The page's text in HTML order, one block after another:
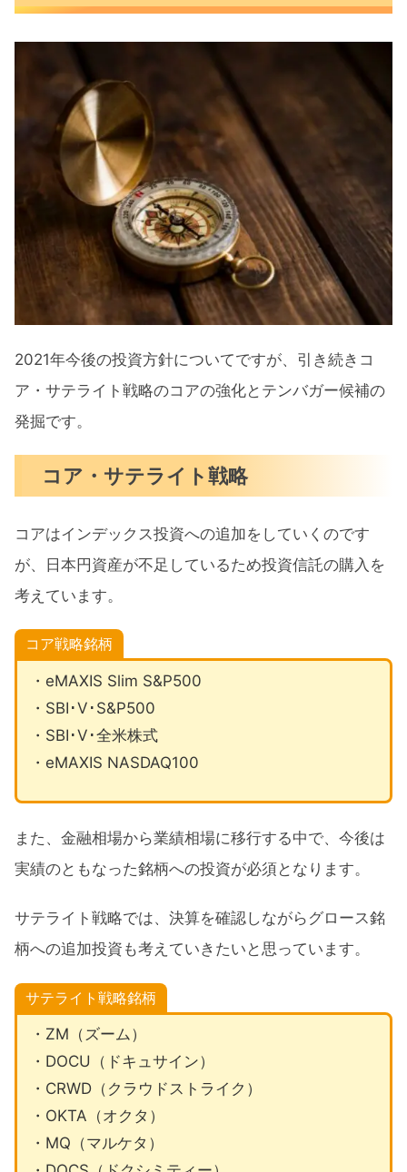
2021年今後の投資方針についてですが、引き続きコ
ア・サテライト戦略のコアの強化とテンバガー候補の
発掘です。
コア・サテライト戦略
コアはインデックス投資への追加をしていくのです
が、日本円資産が不足しているため投資信託の購入を
考えています。
コア戦略銘柄
・eMAXIS Slim S&P500
・SBI･V･S&P500
・SBI･V･全米株式
・eMAXIS NASDAQ100
また、金融相場から業績相場に移行する中で、今後は
実績のともなった銘柄への投資が必須となります。
サテライト戦略では、決算を確認しながらグロース銘
柄への追加投資も考えていきたいと思っています。
サテライト戦略銘柄
・ZM（ズーム）
・DOCU（ドキュサイン）
・CRWD（クラウドストライク）
・OKTA（オクタ）
・MQ（マルケタ）